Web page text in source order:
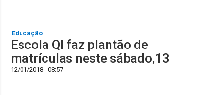
Educação
Escola QI faz plantão de
matrículas neste sábado,13
12/01/2018 - 08:57